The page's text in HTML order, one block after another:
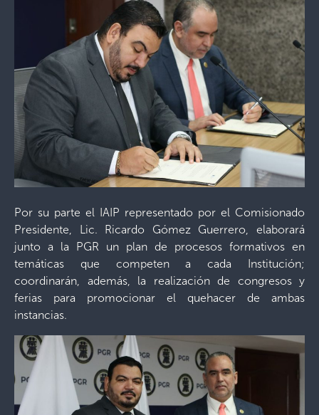
Por su parte el IAIP representado por el Comisionado
Presidente, Lic. Ricardo Gómez Guerrero, elaborará
junto a la PGR un plan de procesos formativos en
temáticas que competen a cada Institución;
coordinarán, además, la realización de congresos y
ferias para promocionar el quehacer de ambas
instancias.